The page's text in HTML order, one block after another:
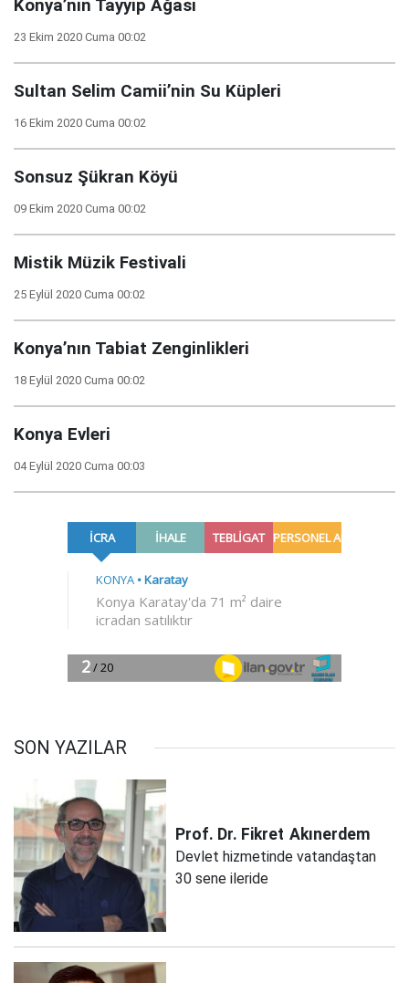
Konya’nın Tayyip Ağası
23 Ekim 2020 Cuma 00:02
Sultan Selim Camii’nin Su Küpleri
16 Ekim 2020 Cuma 00:02
Sonsuz Şükran Köyü
09 Ekim 2020 Cuma 00:02
Mistik Müzik Festivali
25 Eylül 2020 Cuma 00:02
Konya’nın Tabiat Zenginlikleri
18 Eylül 2020 Cuma 00:02
Konya Evleri
04 Eylül 2020 Cuma 00:03
SON YAZILAR
Prof. Dr. Fikret Akınerdem
Devlet hizmetinde vatandaştan
30 sene ileride